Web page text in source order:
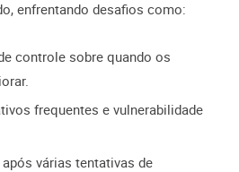
enfrentando desafios como:
controle sobre quando os
frequentes e vulnerabilidade
várias tentativas de